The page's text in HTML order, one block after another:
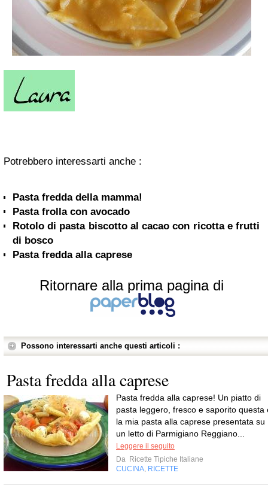
Potrebbero interessarti anche :
Pasta fredda della mamma!
Pasta frolla con avocado
Rotolo di pasta biscotto al cacao con ricotta e frutti
di bosco
Pasta fredda alla caprese
Ritornare alla prima pagina di
Possono interessarti anche questi articoli :
Pasta fredda alla caprese
Pasta fredda alla caprese! Un piatto di
pasta leggero, fresco e saporito questa
la mia pasta alla caprese presentata su
un letto di Parmigiano Reggiano...
Leggere il seguito
Da Ricette Tipiche Italiane
CUCINA RICETTE